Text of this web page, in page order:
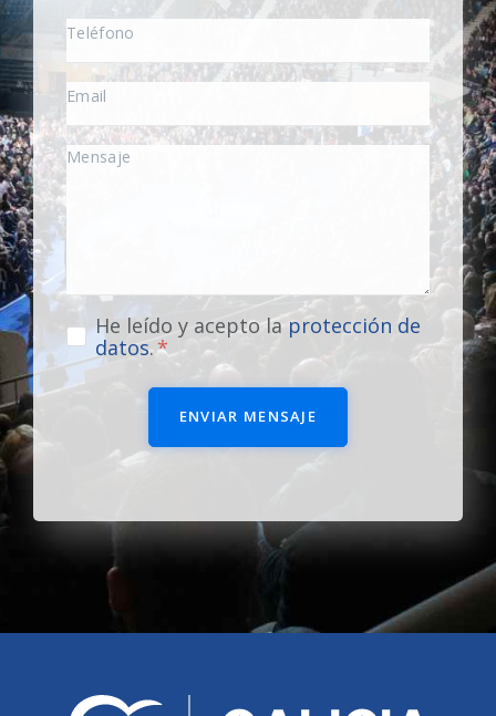
He leído y acepto la protección de
datos.
ENVIAR MENSAJE